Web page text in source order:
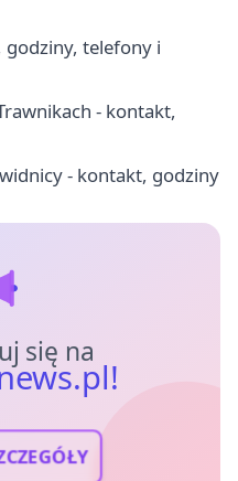
godziny, telefony i
- kontakt,
- kontakt, godziny
się na